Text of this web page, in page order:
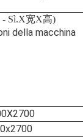
- Sì.X宽X高)
della macchina